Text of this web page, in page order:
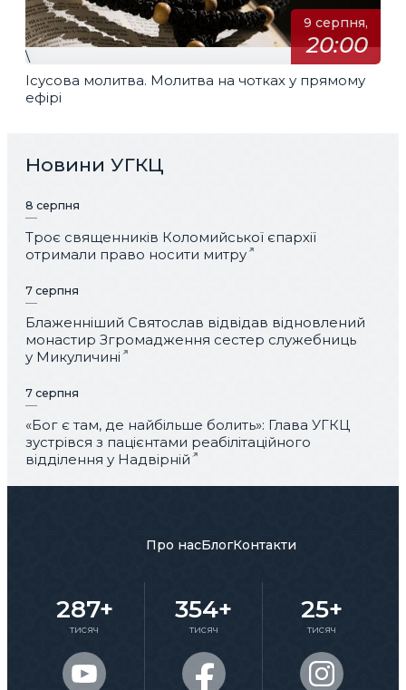
9 серпня,
20:00
\
Ісусова молитва. Молитва на чотках у прямому
ефірі
Новини УГКЦ
8 серпня
Троє священників Коломийської єпархії
отримали право носити митру
7 серпня
Блаженніший Святослав відвідав відновлений
монастир Згромадження сестер служебниць
у Микуличині
7 серпня
«Бог є там, де найбільше болить»: Глава УГКЦ
зустрівся з пацієнтами реабілітаційного
відділення у Надвірній
Про насБлогКонтакти
287+
тисяч
354+
тисяч
25+
тисяч